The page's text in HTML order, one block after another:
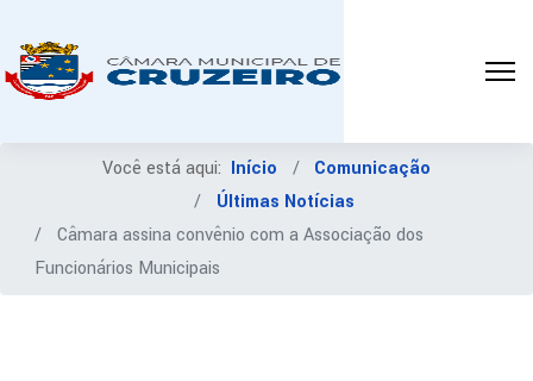
Você está aqui: Início
Comunicação
Últimas Notícias
Câmara assina convênio com a Associação dos
Funcionários Municipais